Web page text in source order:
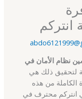
نظام الأمان في
لتحقيق ذلك هي
الكاملة من هذه
انتركم محترف في